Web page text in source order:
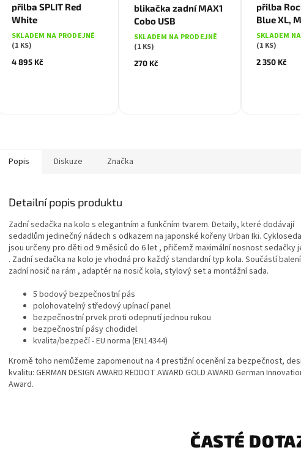
přilba SPLIT Red
White
SKLADEM NA PRODEJNĚ
(1 KS)
4 895 Kč
blikačka zadní MAX1
Cobo USB
SKLADEM NA PRODEJNĚ
(1 KS)
270 Kč
přilba
Blue XL,
SKLADEM
(1 KS)
2 350 Kč
Popis Diskuze Značka
Detailní popis produktu
Zadní sedačka na kolo s elegantním a funkčním tvarem. Detaily, které dodávají
sedadlům jedinečný nádech s odkazem na japonské kořeny Urban Iki.
jsou určeny pro děti od 9 měsíců do 6 let , přičemž maximální nosnost sedačky
. Zadní sedačka na kolo je vhodná pro každý standardní typ kola. Součástí
zadní nosič na rám , adaptér na nosič kola, stylový set a montážní sada.
5 bodový bezpečnostní pás
polohovatelný středový upínací panel
bezpečnostní prvek proti odepnutí jednou rukou
bezpečnostní pásy chodidel
kvalita/bezpečí - EU norma (EN14344)
Kromě toho nemůžeme zapomenout na 4 prestižní ocenění za bezpečnost,
kvalitu: GERMAN DESIGN AWARD REDDOT AWARD GOLD AWARD German
Award.
ČASTÉ